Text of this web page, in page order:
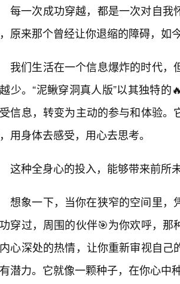
每一次成功穿越，都是一次对自我
原来那个曾经让你退缩的障碍，如
我们生活在一个信息爆炸的时代
少。“泥鳅穿洞真人版”以其独特
信息，转变为主动的参与和体验
用身体去感受，用心去思考。
这种全身心的投入，能够带来前所
想象一下，当你在狭窄的空间里，
穿过，周围的伙伴🎯为你欢呼，
心深处的热情，让你重新审视自
潜力。它就像一颗种子，在你心中